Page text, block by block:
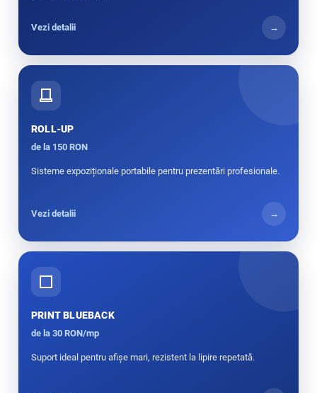
Vezi detalii →
ROLL-UP
de la 150 RON
Sisteme expoziționale portabile pentru prezentări profesionale.
Vezi detalii →
PRINT BLUEBACK
de la 30 RON/mp
Suport ideal pentru afișe mari, rezistent la lipire repetată.